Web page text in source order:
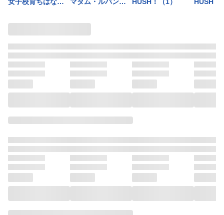
ふたつの顔 【第1